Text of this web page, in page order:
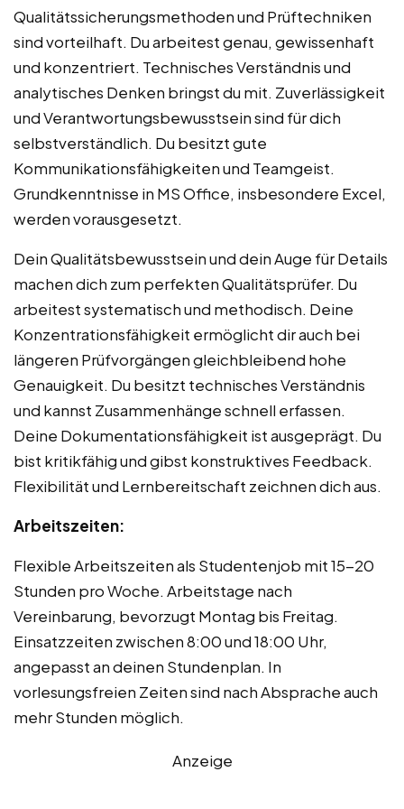
Qualitätssicherungsmethoden und Prüftechniken
sind vorteilhaft. Du arbeitest genau, gewissenhaft
und konzentriert. Technisches Verständnis und
analytisches Denken bringst du mit. Zuverlässigkeit
und Verantwortungsbewusstsein sind für dich
selbstverständlich. Du besitzt gute
Kommunikationsfähigkeiten und Teamgeist.
Grundkenntnisse in MS Office, insbesondere Excel,
werden vorausgesetzt.
Dein Qualitätsbewusstsein und dein Auge für Details
machen dich zum perfekten Qualitätsprüfer. Du
arbeitest systematisch und methodisch. Deine
Konzentrationsfähigkeit ermöglicht dir auch bei
längeren Prüfvorgängen gleichbleibend hohe
Genauigkeit. Du besitzt technisches Verständnis
und kannst Zusammenhänge schnell erfassen.
Deine Dokumentationsfähigkeit ist ausgeprägt. Du
bist kritikfähig und gibst konstruktives Feedback.
Flexibilität und Lernbereitschaft zeichnen dich aus.
Arbeitszeiten:
Flexible Arbeitszeiten als Studentenjob mit 15-20
Stunden pro Woche. Arbeitstage nach
Vereinbarung, bevorzugt Montag bis Freitag.
Einsatzzeiten zwischen 8:00 und 18:00 Uhr,
angepasst an deinen Stundenplan. In
vorlesungsfreien Zeiten sind nach Absprache auch
mehr Stunden möglich.
Anzeige